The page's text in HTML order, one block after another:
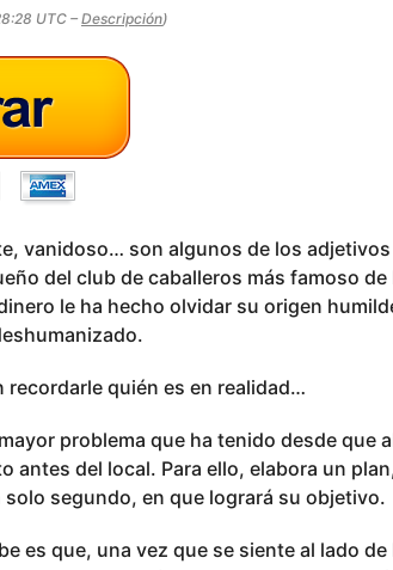
UTC –Descripción)
vanidoso… son algunos de los
del club de caballeros más famoso
le ha hecho olvidar su origen
recordarle quién es en realidad…
problema que ha tenido desde que
antes del local. Para ello, elabora un
segundo, en que logrará su objetivo.
es que, una vez que se siente al lado